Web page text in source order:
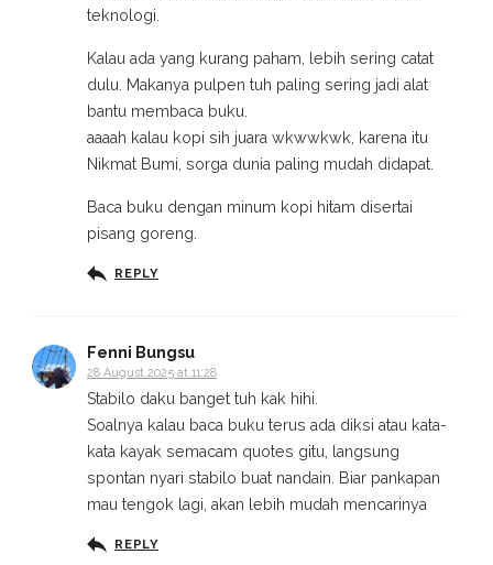
teknologi.
Kalau ada yang kurang paham, lebih sering catat
dulu. Makanya pulpen tuh paling sering jadi alat
bantu membaca buku.
aaaah kalau kopi sih juara wkwwkwk, karena itu
Nikmat Bumi, sorga dunia paling mudah didapat.
Baca buku dengan minum kopi hitam disertai
pisang goreng.
REPLY
Fenni Bungsu
28 August 2025 at 11:28
Stabilo daku banget tuh kak hihi.
Soalnya kalau baca buku terus ada diksi atau kata-
kata kayak semacam quotes gitu, langsung
spontan nyari stabilo buat nandain. Biar pankapan
mau tengok lagi, akan lebih mudah mencarinya
REPLY